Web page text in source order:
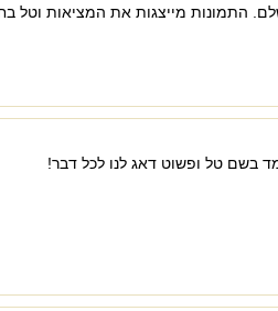
התמונות מייצגות את המציאות וטל
בשם טל ופשוט דאג לנו לכל דבר!